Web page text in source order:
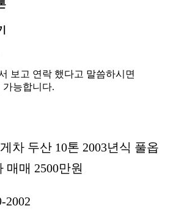
보고 연락 했다고 말씀하시면
가능합니다.
차 두산 10톤 2003년식 풀옵
매매 2500만원
2002